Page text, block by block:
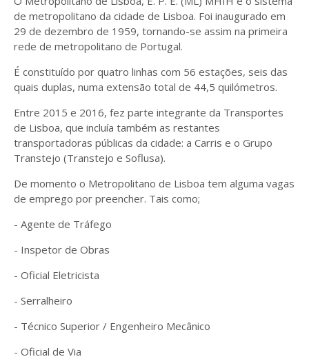
de metropolitano da cidade de Lisboa. Foi inaugurado em
29 de dezembro de 1959, tornando-se assim na primeira
rede de metropolitano de Portugal.
É constituído por quatro linhas com 56 estações, seis das
quais duplas, numa extensão total de 44,5 quilómetros.
Entre 2015 e 2016, fez parte integrante da Transportes
de Lisboa, que incluía também as restantes
transportadoras públicas da cidade: a Carris e o Grupo
Transtejo (Transtejo e Soflusa).
De momento o Metropolitano de Lisboa tem alguma vagas
de emprego por preencher. Tais como;
- Agente de Tráfego
- Inspetor de Obras
- Oficial Eletricista
- Serralheiro
- Técnico Superior / Engenheiro Mecânico
- Oficial de Via